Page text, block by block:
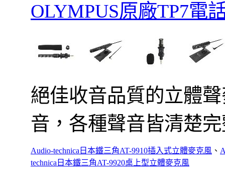
OLYMPUS原廠TP7電
絕佳收音品質的立體
音，各種聲音皆清楚
Audio-technica日本鐵三角AT-9910插入式立體麥克風 、
technica日本鐵三角AT-9920桌上型立體麥克風